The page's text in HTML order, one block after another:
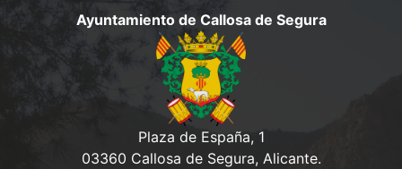
Ayuntamiento de Callosa de Segura
Plaza de España, 1
03360 Callosa de Segura, Alicante.